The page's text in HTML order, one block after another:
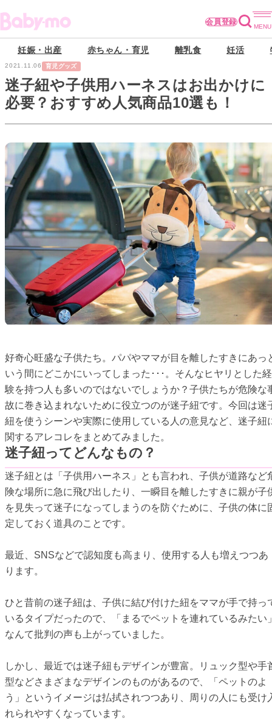
会員登録
妊娠・出産 赤ちゃん・育児 離乳食 妊活
2021.11.06 育児グッズ
迷子紐や子供用ハーネスはお出かけに
必要？おすすめ人気商品10選も！
好奇心旺盛な子供たち。パパやママが目を離したすきにあっ
いう間にどこかにいってしまった･･･。そんなヒヤリとした経
験を持つ人も多いのではないでしょうか？子供たちが危険な
故に巻き込まれないために役立つのが迷子紐です。今回は迷
紐を使うシーンや実際に使用している人の意見など、迷子紐
関するアレコレをまとめてみました。
迷子紐ってどんなもの？
迷子紐とは「子供用ハーネス」とも言われ、子供が道路など
険な場所に急に飛び出したり、一瞬目を離したすきに親が子
を見失って迷子になってしまうのを防ぐために、子供の体に
定しておく道具のことです。
最近、SNSなどで認知度も高まり、使用する人も増えつつあ
ります。
ひと昔前の迷子紐は、子供に結び付けた紐をママが手で持っ
いるタイプだったので、「まるでペットを連れているみたい
なんて批判の声も上がっていました。
しかし、最近では迷子紐もデザインが豊富。リュック型や手
型などさまざまなデザインのものがあるので、「ペットのよ
う」というイメージは払拭されつつあり、周りの人にも受け
れられやすくなっています。